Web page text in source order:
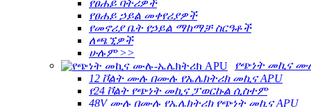
የፀሐይ ባትሪዎች
የፀሐይ ኃይል መቀየሪያዎች
የመኖሪያ ቤት የኃይል ማከማቻ ስርዓቶች
ለጫኚዎች
ሁሉም >>
የጭነት መኪና
12 ቮልት ሙሉ በሙሉ የኤሌክትሪክ መኪና APU
የ24 ቮልት የጭነት መኪና ፓወርኩል ሲስተም
48V ሙሉ በሙሉ የኤሌክትሪክ የጭነት መኪና APU